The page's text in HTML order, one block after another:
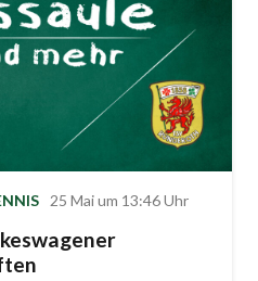
25 Mai um 13:46 Uhr